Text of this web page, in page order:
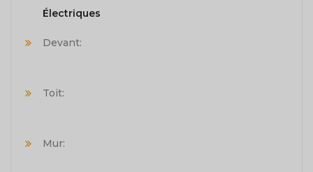
Électriques
Devant:
Toit:
Mur: